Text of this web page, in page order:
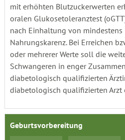
mit erhöhten Blutzuckerwerten
oralen Glukosetoleranztest
nach Einhaltung von mindestens
Nahrungskarenz. Bei Erreichen
oder mehrerer Werte soll die
Schwangeren in enger
diabetologisch qualifizierten
diabetologisch qualifizierten Arzt
Geburtsvorbereitung